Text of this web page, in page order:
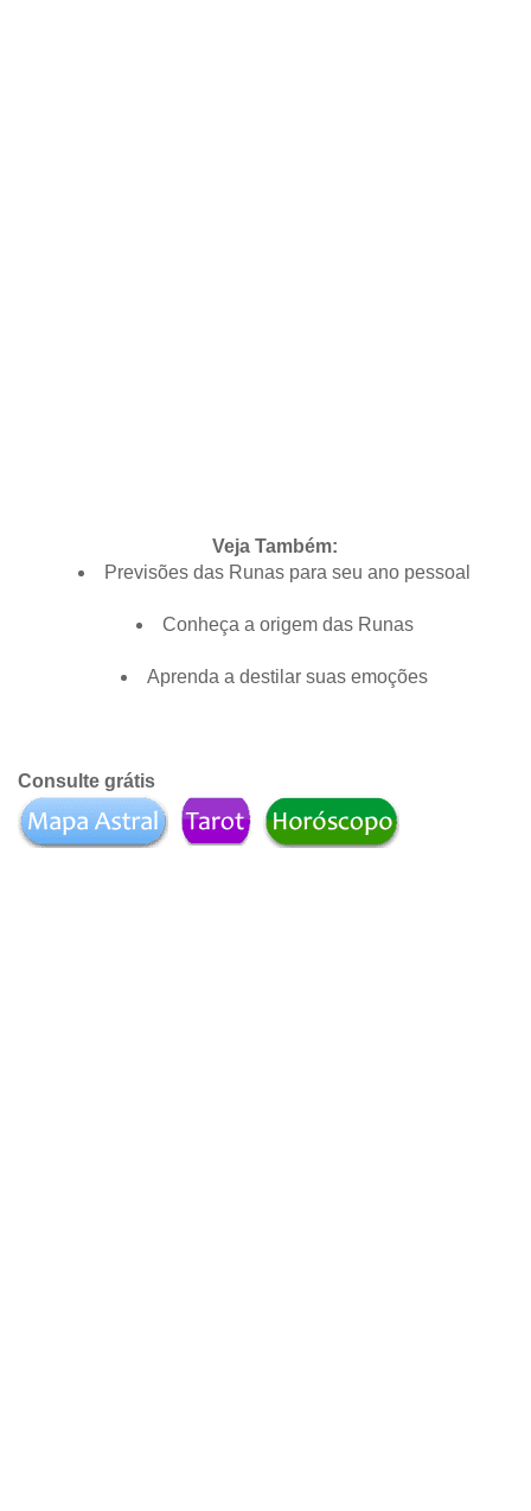
Veja Também:
Previsões das Runas para seu ano pessoal
Conheça a origem das Runas
Aprenda a destilar suas emoções
Consulte grátis